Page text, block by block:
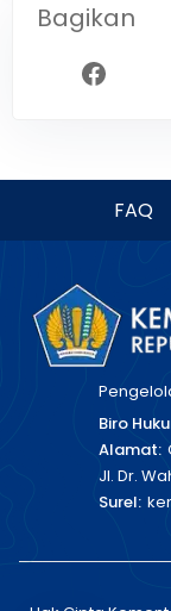
Bagikan
FAQ
Biro
Alamat:
Jl. Dr.
Surel: